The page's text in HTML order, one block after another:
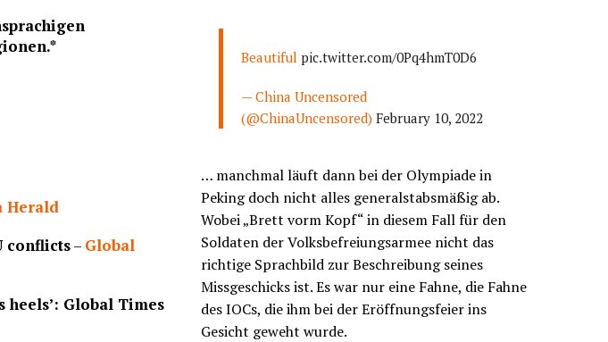
Herald
conflicts– Global
heels’: Global Times
Beautifulpic.twitter.com/0Pq4hmT0D6
— China Uncensored
(@ChinaUncensored)February 10, 2022
… manchmal läuft dann bei der Olympiade in
Peking doch nicht alles generalstabsmäßig ab.
Wobei „Brett vorm Kopf“ in diesem Fall für den
Soldaten der Volksbefreiungsarmee nicht das
richtige Sprachbild zur Beschreibung seines
Missgeschicks ist. Es war nur eine Fahne, die Fahne
des IOCs, die ihm bei der Eröffnungsfeier ins
Gesicht geweht wurde.